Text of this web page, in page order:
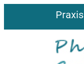
Praxis